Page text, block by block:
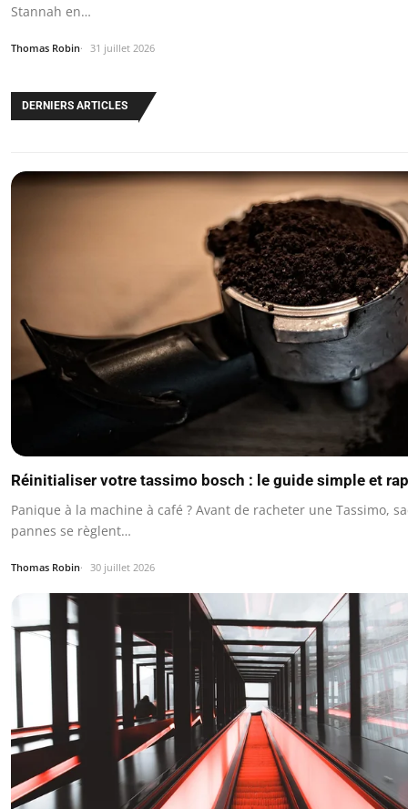
Stannah en…
Thomas Robin 31 juillet 2026
DERNIERS ARTICLES
Réinitialiser votre tassimo bosch : le guide simple et
Panique à la machine à café ? Avant de racheter une Tassimo,
pannes se règlent…
Thomas Robin 30 juillet 2026